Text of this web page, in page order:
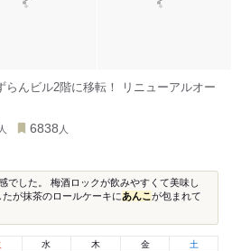
らんビル2階に移転！ リニューアルオー
人 6838 人
でした。 梅酒ロックが飲みやすくて美味し
が抹茶のロールケーキにあんこが包まれて
水 木 金 土